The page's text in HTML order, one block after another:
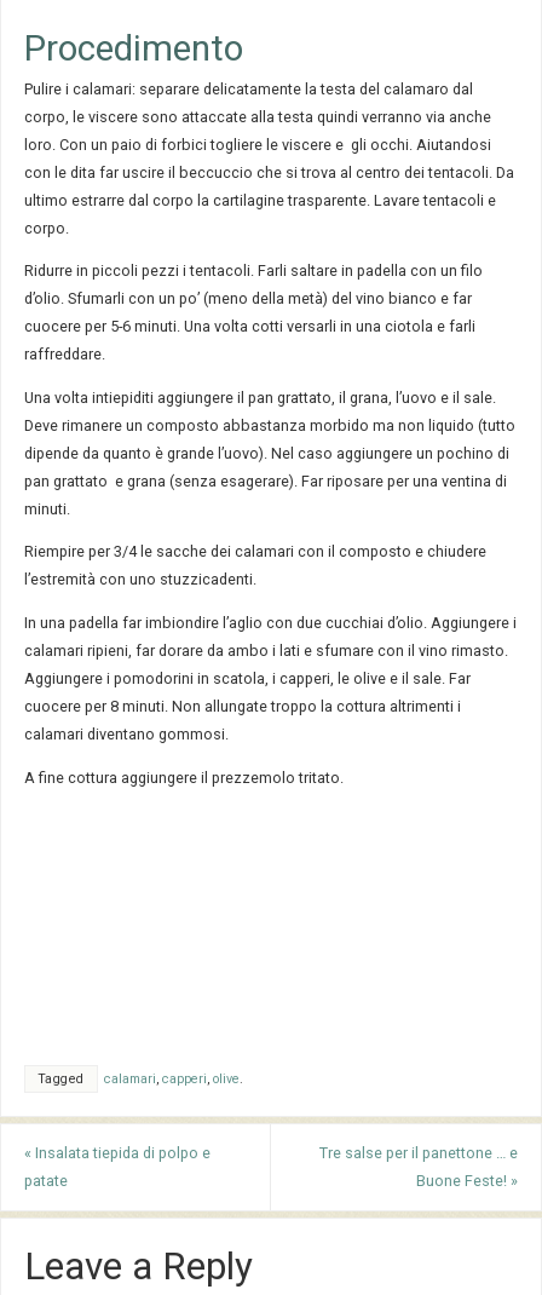
Procedimento
Pulire i calamari: separare delicatamente la testa del calamaro dal
corpo, le viscere sono attaccate alla testa quindi verranno via anche
loro. Con un paio di forbici togliere le viscere e gli occhi. Aiutandosi
con le dita far uscire il beccuccio che si trova al centro dei tentacoli. Da
ultimo estrarre dal corpo la cartilagine trasparente. Lavare tentacoli e
corpo.
Ridurre in piccoli pezzi i tentacoli. Farli saltare in padella con un filo
d’olio. Sfumarli con un po’ (meno della metà) del vino bianco e far
cuocere per 5-6 minuti. Una volta cotti versarli in una ciotola e farli
raffreddare.
Una volta intiepiditi aggiungere il pan grattato, il grana, l’uovo e il sale.
Deve rimanere un composto abbastanza morbido ma non liquido (tutto
dipende da quanto è grande l’uovo). Nel caso aggiungere un pochino di
pan grattato e grana (senza esagerare). Far riposare per una ventina di
minuti.
Riempire per 3/4 le sacche dei calamari con il composto e chiudere
l’estremità con uno stuzzicadenti.
In una padella far imbiondire l’aglio con due cucchiai d’olio. Aggiungere i
calamari ripieni, far dorare da ambo i lati e sfumare con il vino rimasto.
Aggiungere i pomodorini in scatola, i capperi, le olive e il sale. Far
cuocere per 8 minuti. Non allungate troppo la cottura altrimenti i
calamari diventano gommosi.
A fine cottura aggiungere il prezzemolo tritato.
Tagged calamari, capperi, olive.
« Insalata tiepida di polpo e
patate
Tre salse per il panettone … e
Buone Feste! »
Leave a Reply